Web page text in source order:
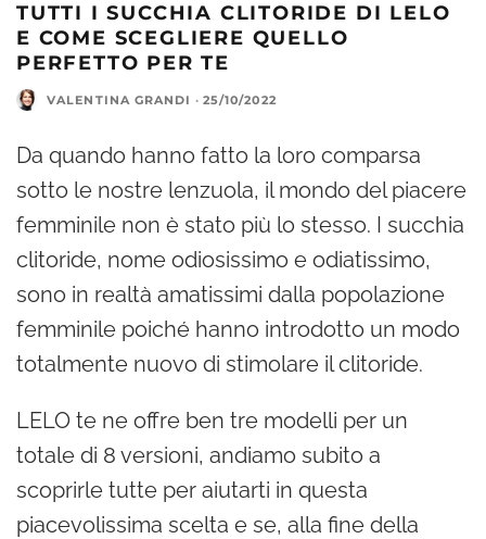
TUTTI I SUCCHIA CLITORIDE DI LELO
E COME SCEGLIERE QUELLO
PERFETTO PER TE
VALENTINA GRANDI · 25/10/2022
Da quando hanno fatto la loro comparsa
sotto le nostre lenzuola, il mondo del piacere
femminile non è stato più lo stesso. I succhia
clitoride, nome odiosissimo e odiatissimo,
sono in realtà amatissimi dalla popolazione
femminile poiché hanno introdotto un modo
totalmente nuovo di stimolare il clitoride.
LELO te ne offre ben tre modelli per un
totale di 8 versioni, andiamo subito a
scoprirle tutte per aiutarti in questa
piacevolissima scelta e se, alla fine della